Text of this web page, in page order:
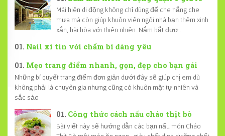
Mái hiên di động không chỉ dùng để che nắng che
mưa mà còn giúp khuôn viên ngôi nhà bạn thêm xinh
xắn, hài hòa với thiên nhiên. Nắm bắt đượ...
Nail xì tin với chấm bi đáng yêu
Mẹo trang điểm nhanh, gọn, đẹp cho bạn gái
Những bí quyết trang điểm đơn giản dưới đây sẽ giúp chị em dù
không phải là chuyên gia nhưng cũng có khuôn mặt tự nhiên và
sắc sảo
Công thức cách nấu cháo thịt bò
Bài viết này sẽ hướng dẫn các bạn nấu món Cháo